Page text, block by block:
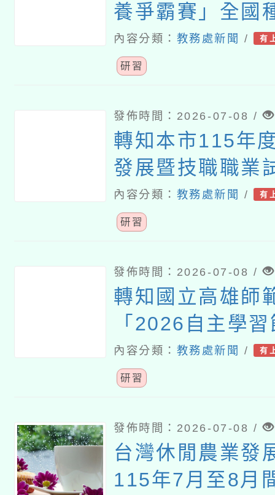
養爭霸賽」全國
程研習計畫
內容分類： 教務處新聞 / 有
研習
發佈時間：2026-07-08 /
轉知本市115年
發展暨技職職業
根夏令營」招生
內容分類： 教務處新聞 / 有
研習
發佈時間：2026-07-08 /
轉知國立高雄師
「2026自主學
教與學研討會」
內容分類： 教務處新聞 / 有
研習
發佈時間：2026-07-08 /
台灣休閒農業發
115年7月至8月